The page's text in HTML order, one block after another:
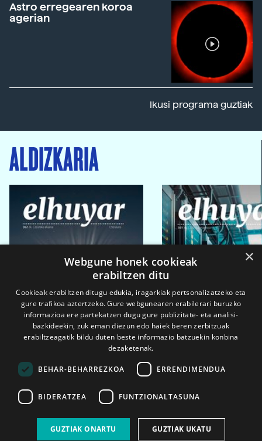
Astro erregearen koroa
agerian
Ikusi programa guztiak
ALDIZKARIA
2026ko eka. 1a 2026ko mar. 1a
×
Webgune honek cookieak
erabiltzen ditu
Cookieak erabiltzen ditugu edukia, iragarkiak pertsonalizatzeko eta
gure trafikoa aztertzeko. Gure webgunearen erabilerari buruzko
informazioa ere partekatzen dugu gure publizitate- eta analisi-
bazkideekin, zuk eman diezun edo haiek beren zerbitzuak
erabiltzeagatik bildu duten beste informazio batzuekin konbina
dezaketenak.
BEHAR-BEHARREZKOA ERRENDIMENDUA
BIDERATZEA FUNTZIONALTASUNA
GUZTIAK ONARTU GUZTIAK UKATU